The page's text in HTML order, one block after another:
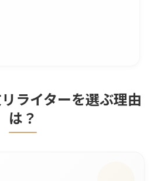
ライターを選ぶ理由
は？